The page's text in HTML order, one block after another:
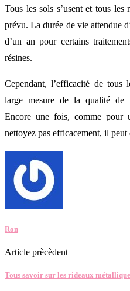
Tous les sols s’usent et tous
prévu. La durée de vie attendue
d’un an pour certains
résines.
Cependant, l’efficacité de tous
large mesure de la qualité de
Encore une fois, comme
nettoyez pas efficacement, il
Ron
Article prècèdent
Tous savoir sur les rideaux